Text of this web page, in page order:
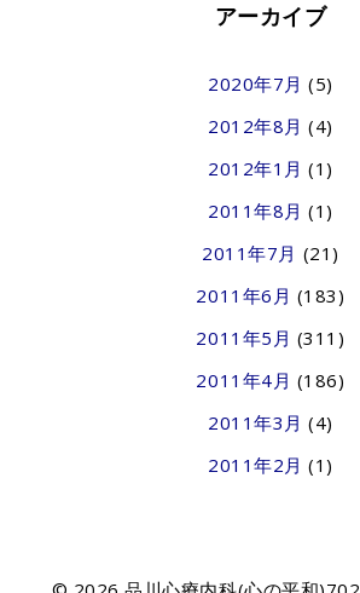
アーカイブ
2020年7月 (5)
2012年8月 (4)
2012年1月 (1)
2011年8月 (1)
2011年7月 (21)
2011年6月 (183)
2011年5月 (311)
2011年4月 (186)
2011年3月 (4)
2011年2月 (1)